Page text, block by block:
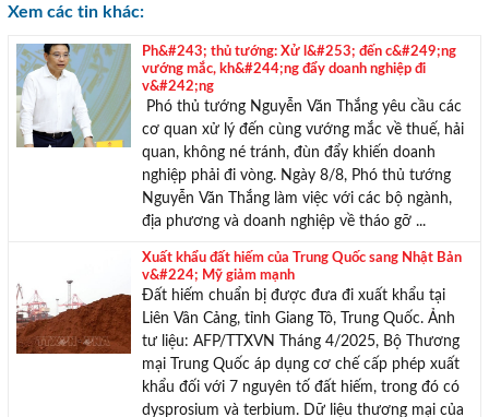
TƯ VẤN MIỄN PHÍ
Với hơn 1000 căn nhà và 50 sales thân thiện, nhiệt tình,
chúng tôi sẽ giúp bạn tìm được BĐS ưng ý!
Xem các tin khác:
Ph&#243; thủ tướng: Xử l&#253; đến c&#249;ng
vướng mắc, kh&#244;ng đẩy doanh nghiệp đi
v&#242;ng
Phó thủ tướng Nguyễn Văn Thắng yêu cầu các
cơ quan xử lý đến cùng vướng mắc về thuế, hải
quan, không né tránh, đùn đẩy khiến doanh
nghiệp phải đi vòng. Ngày 8/8, Phó thủ tướng
Nguyễn Văn Thắng làm việc với các bộ ngành,
địa phương và doanh nghiệp về tháo gỡ ...
Xuất khẩu đất hiếm của Trung Quốc sang Nhật Bản
v&#224; Mỹ giảm mạnh
Đất hiếm chuẩn bị được đưa đi xuất khẩu tại
Liên Vân Cảng, tỉnh Giang Tô, Trung Quốc. Ảnh
tư liệu: AFP/TTXVN Tháng 4/2025, Bộ Thương
mại Trung Quốc áp dụng cơ chế cấp phép xuất
khẩu đối với 7 nguyên tố đất hiếm, trong đó có
dysprosium và terbium. Dữ liệu thương mại của